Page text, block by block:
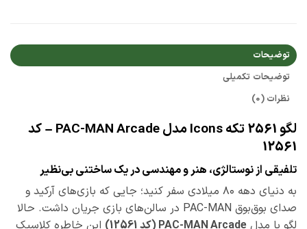
توضیحات
توضیحات تکمیلی
نظرات (0)
لگو 2561 تکه Icons مدل PAC-MAN Arcade– کد
12561
تلفیقی از نوستالژی، هنر و مهندسی در یک ساختنی بی‌نظیر
به دنیای دهه ۸۰ میلادی سفر کنید؛ جایی که بازی‌های آرکید و
صدای بوق‌بوق PAC-MAN در سالن‌های بازی جریان داشت. حالا